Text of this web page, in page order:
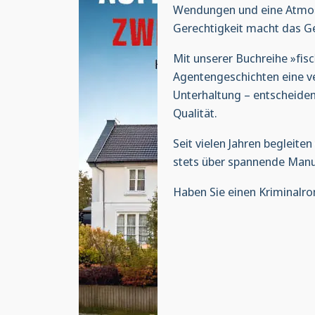
Wendungen und eine
Gerechtigkeit macht das
Mit unserer Buchreihe
Agentengeschichten eine
Unterhaltung –
Qualität.
Seit vielen Jahren
stets über spannende
Haben Sie einen